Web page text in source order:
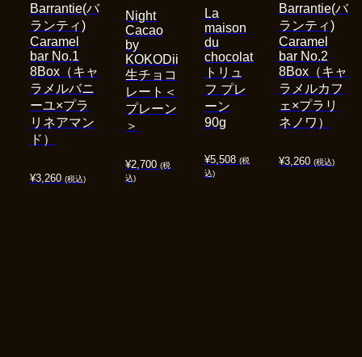
¥3,260 (税込)
Barrantie(バ
ランティ)
Caramel
bar No.1
8Box（キャ
ラメルバニ
ーユ×プラ
リネアマン
ド）
¥2,700 (税
込)
Night
Cacao
by
KOKODii
生チョコ
レート＜
プレーン
＞
¥5,508 (税
込)
La
maison
du
chocolat
トリュ
フ プレ
ーン
90g
¥3,260 (税込)
Barrantie(バ
ランティ)
Caramel
bar No.2
8Box（キャ
ラメルカフ
ェ×プラリ
ネノワ）